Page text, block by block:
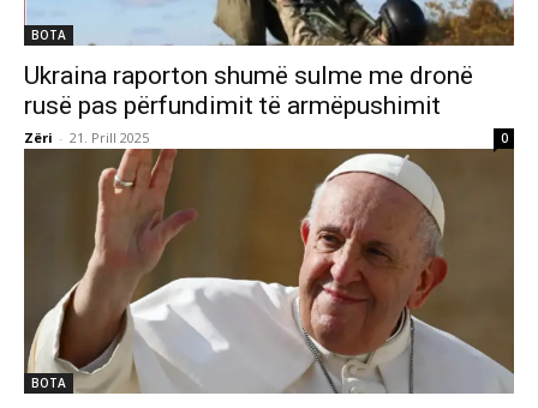
BOTA
Ukraina raporton shumë sulme me dronë
rusë pas përfundimit të armëpushimit
Zëri - 21. Prill 2025 0
BOTA